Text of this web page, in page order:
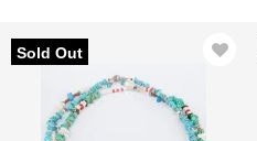
Sold Out